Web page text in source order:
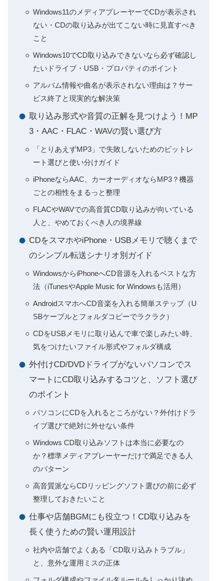
Windows11のメディアプレーヤーでCDが表示され
ない・CDの取り込みが出てこない時に見直すべき
こと
Windows10でCD取り込みできないなら必ず確認し
たいドライブ・USB・プロパティのポイント
アルバム情報や曲名が表示されない理由は？サー
ビス終了と現実的な解決策
取り込み形式や音質の正解を見つけよう！MP
3・AAC・FLAC・WAVの賢い選び方
「とりあえずMP3」で失敗しないためのビットレ
ート選びと使い分けガイド
iPhoneならAAC、カーオーディオならMP3？機器
ごとの相性をまるっと整理
FLACやWAVでの高音質CD取り込みが向いている
人と、やめておくべき人の境界線
CDをスマホやiPhone・USBメモリで聴くまで
のシンプル転送シナリオ別ガイド
WindowsからiPhoneへCD音源を入れるベストな方
法（iTunesやApple Music for Windowsも活用）
AndroidスマホへCD音楽を入れる簡単ステップ（U
SBケーブルとフォルダコピーでラクラク）
CDをUSBメモリに取り込んで車で楽しみたい時、
気をつけたいファイル形式やフォルダ構成
外付けCD/DVDドライブがないパソコンでス
マートにCD取り込みするコツと、ソフト選び
のポイント
パソコンにCDを入れるところがない？外付けドラ
イブ選びで絶対に外せない条件
Windows CD取り込みソフトは本当に必要なの
か？標準メディアプレーヤーだけで満足できる人
のパターン
高音質派ならCDリッピングソフト選びの前に必ず
整理しておきたいこと
仕事や店舗BGMにも役立つ！CD取り込みを
長く使うための賢い運用設計
社内や店舗でよくある「CD取り込みトラブル」
と、意外な運用ミスの正体